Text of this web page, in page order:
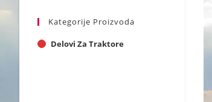
Kategorije Proizvoda
Delovi Za Traktore